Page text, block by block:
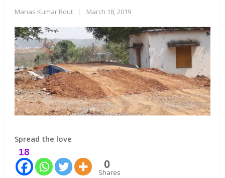
Manas Kumar Rout March 18, 2019
Spread the love
18
0
Shares